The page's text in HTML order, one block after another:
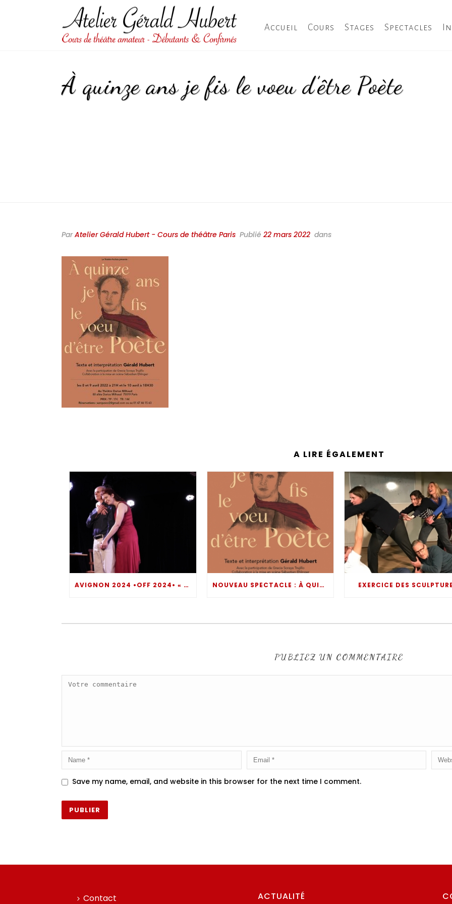
Accueil Cours Stages Spectacles
À quinze ans je fis le voeu d’être Poète
ParAtelier Gérald Hubert - Cours de théâtre Paris Publié 22 mars 2022 dans
A LIRE ÉGALEMENT
AVIGNON 2024 •OFF 2024• « COMMENT TE DIRE ? » UN MOMENT DE THÉÂTRE INTROSPECTIF BOULEVERSANT… DIRE POUR NE PAS SOMBRER ! NOUVEAU SPECTACLE : À QUINZE ANS JE FIS LE VOEU D’ÊTRE POÈTE EXERCICE DES
PUBLIEZ UN COMMENTAIRE
Save my name, email, and website in this browser for the next time I comment.
Contact ACTUALITÉ